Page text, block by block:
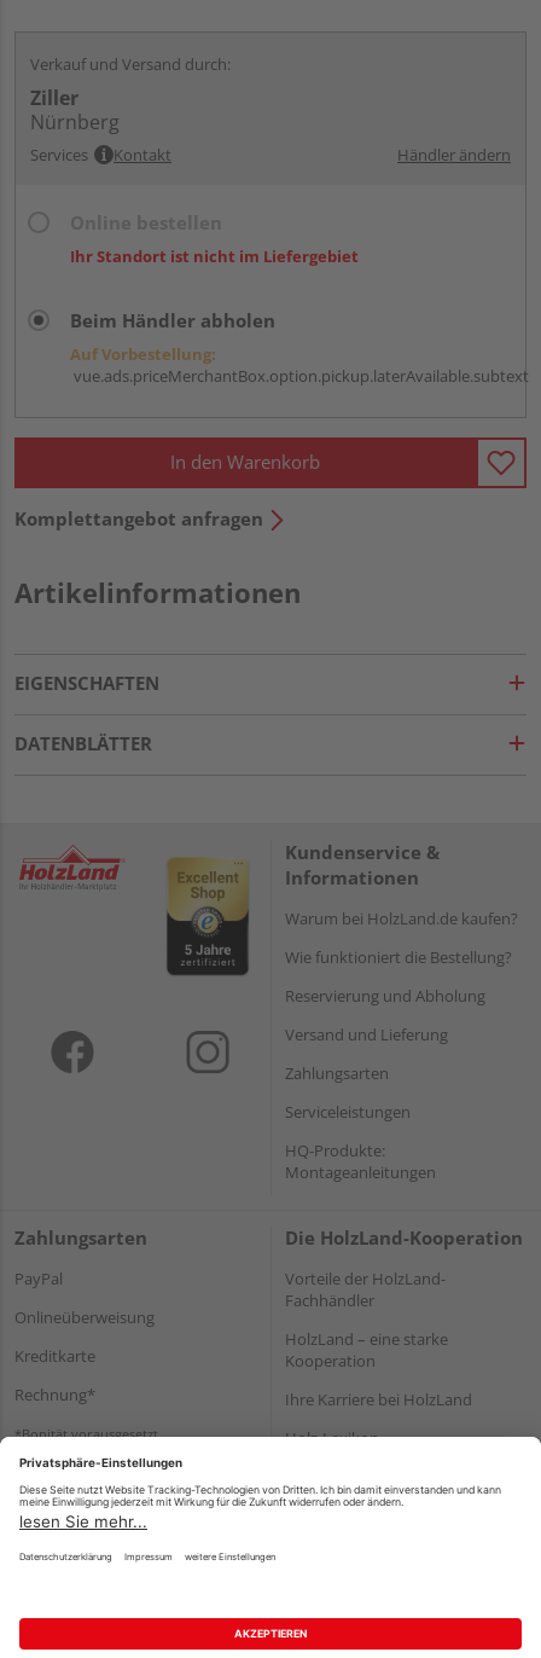
Verkauf und Versand durch:
Ziller
Nürnberg
Services Kontakt Händler ändern
Ihr Standort ist nicht im Liefergebiet
Beim Händler abholen
Auf Vorbestellung:
vue.ads.priceMerchantBox.option.pickup.laterAvailable.subtext
In den Warenkorb
Komplettangebot anfragen
Artikelinformationen
EIGENSCHAFTEN
DATENBLÄTTER
Kundenservice &
Informationen
Warum bei HolzLand.de kaufen?
Wie funktioniert die Bestellung?
Reservierung und Abholung
Versand und Lieferung
Zahlungsarten
Serviceleistungen
HQ-Produkte:
Montageanleitungen
Zahlungsarten
PayPal
Onlineüberweisung
Kreditkarte
Rechnung*
*Bonität vorausgesetzt
Die HolzLand-Kooperation
Vorteile der HolzLand-
Fachhändler
HolzLand – eine starke
Kooperation
Ihre Karriere bei HolzLand
Holz-Lexikon
Impressum Datenschutz
Nutzungsbedingungen